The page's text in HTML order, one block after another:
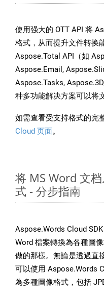
使用强大的 OTT API 将
格式，从而提升文件转换
Aspose.Total API（如
Aspose.Email,
Aspose.Tasks,
种多功能解决方案可以将
如需查看受支持格式的完
Cloud 页面。
将 MS Word 文
式 - 分步指南
Aspose.Words Cloud
Word 檔案轉換為各種圖
做的那樣。無論是透過直
可以使用 Aspose.Words
為多種圖像格式，包括